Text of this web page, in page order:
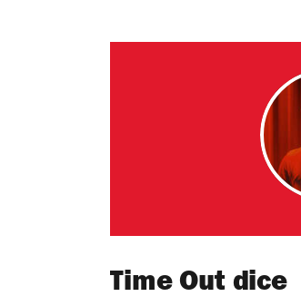
Time Out dice